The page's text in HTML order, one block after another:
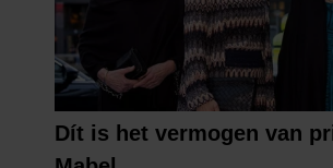
partners kunnen deze gegevens
informatie die u aan ze heeft verstrekt of
verzameld op basis van uw gebruik van
gaat akkoord met onze cookies als u
gebruiken.